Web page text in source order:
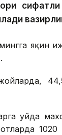
яқин
уйда